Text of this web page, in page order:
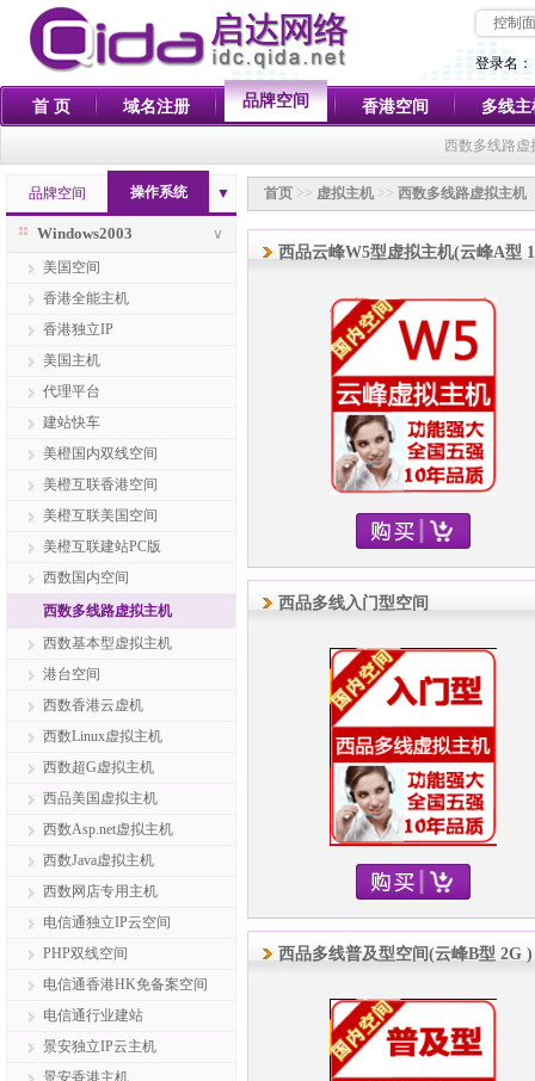
控制
登录名：
首 页 域名注册 品牌空间 香港空间 多线主
西数多线路虚
品牌空间 操作系统 ▼
∨
Windows2003
美国空间
香港全能主机
香港独立IP
美国主机
代理平台
建站快车
美橙国内双线空间
美橙互联香港空间
美橙互联美国空间
美橙互联建站PC版
西数国内空间
西数多线路虚拟主机
西数基本型虚拟主机
港台空间
西数香港云虚机
西数Linux虚拟主机
西数超G虚拟主机
西品美国虚拟主机
西数Asp.net虚拟主机
西数Java虚拟主机
西数网店专用主机
电信通独立IP云空间
PHP双线空间
电信通香港HK免备案空间
电信通行业建站
景安独立IP云主机
景安香港主机
首页 >> 虚拟主机 >> 西数多线路虚拟主机
西品云峰W5型虚拟主机(云峰A型
西品多线入门型空间
西品多线普及型空间(云峰B型 2G )